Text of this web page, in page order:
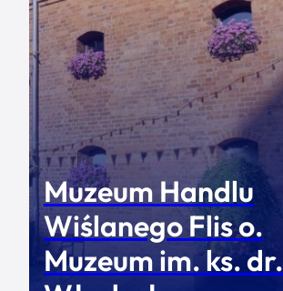
Muzeum Handlu
Wiślanego Flis o.
Muzeum im. ks. dr.